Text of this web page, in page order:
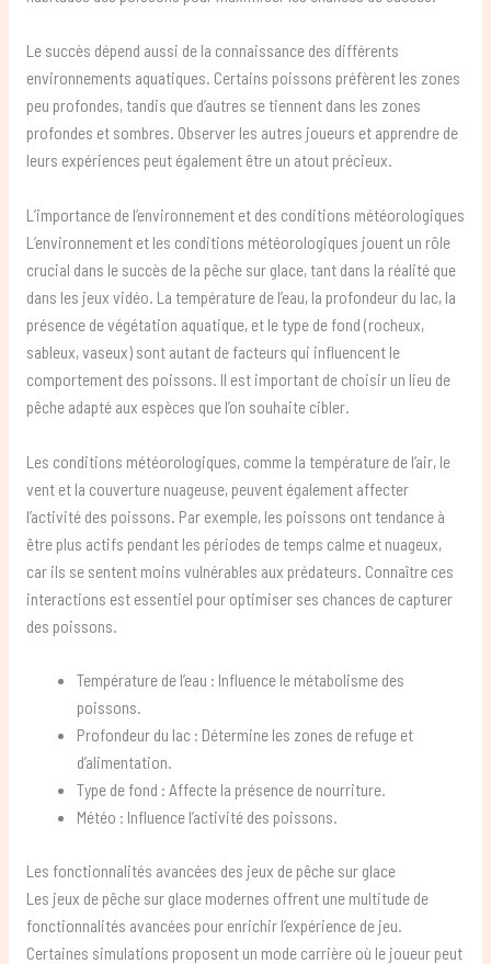
Le succès dépend aussi de la connaissance des différents
environnements aquatiques. Certains poissons préfèrent les zones
peu profondes, tandis que d’autres se tiennent dans les zones
profondes et sombres. Observer les autres joueurs et apprendre de
leurs expériences peut également être un atout précieux.
L’importance de l’environnement et des conditions météorologiques
L’environnement et les conditions météorologiques jouent un rôle
crucial dans le succès de la pêche sur glace, tant dans la réalité que
dans les jeux vidéo. La température de l’eau, la profondeur du lac, la
présence de végétation aquatique, et le type de fond (rocheux,
sableux, vaseux) sont autant de facteurs qui influencent le
comportement des poissons. Il est important de choisir un lieu de
pêche adapté aux espèces que l’on souhaite cibler.
Les conditions météorologiques, comme la température de l’air, le
vent et la couverture nuageuse, peuvent également affecter
l’activité des poissons. Par exemple, les poissons ont tendance à
être plus actifs pendant les périodes de temps calme et nuageux,
car ils se sentent moins vulnérables aux prédateurs. Connaître ces
interactions est essentiel pour optimiser ses chances de capturer
des poissons.
Température de l’eau : Influence le métabolisme des
poissons.
Profondeur du lac : Détermine les zones de refuge et
d’alimentation.
Type de fond : Affecte la présence de nourriture.
Météo : Influence l’activité des poissons.
Les fonctionnalités avancées des jeux de pêche sur glace
Les jeux de pêche sur glace modernes offrent une multitude de
fonctionnalités avancées pour enrichir l’expérience de jeu.
Certaines simulations proposent un mode carrière où le joueur peut